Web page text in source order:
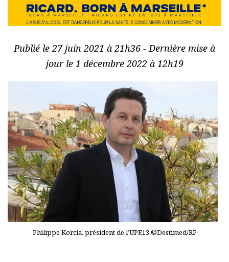
Publié le 27 juin 2021 à 21h36 - Dernière mise à
jour le 1 décembre 2022 à 12h19
Philippe Korcia, président de l’UPE13 ©Destimed/RP